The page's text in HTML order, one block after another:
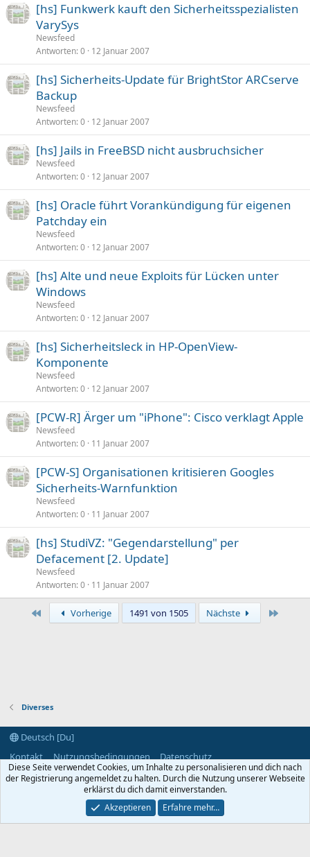
[hs] Funkwerk kauft den Sicherheitsspezialisten
VarySys
Newsfeed
Antworten 0 12 Januar 2007
[hs] Sicherheits-Update für BrightStor ARCserve
Backup
Newsfeed
Antworten 0 12 Januar 2007
[hs] Jails in FreeBSD nicht ausbruchsicher
Newsfeed
Antworten 0 12 Januar 2007
[hs] Oracle führt Vorankündigung für eigenen
Patchday ein
Newsfeed
Antworten 0 12 Januar 2007
[hs] Alte und neue Exploits für Lücken unter
Windows
Newsfeed
Antworten 0 12 Januar 2007
[hs] Sicherheitsleck in HP-OpenView-
Komponente
Newsfeed
Antworten 0 12 Januar 2007
[PCW-R] Ärger um "iPhone": Cisco verklagt Apple
Newsfeed
Antworten 0 11 Januar 2007
[PCW-S] Organisationen kritisieren Googles
Sicherheits-Warnfunktion
Newsfeed
Antworten 0 11 Januar 2007
[hs] StudiVZ: "Gegendarstellung" per
Defacement [2. Update]
Newsfeed
Antworten 0 11 Januar 2007
Erste Vorherige 1491 von 1505 Nächste
Diverses
Deutsch [Du]
Kontakt
Nutzungsbedingungen
Datenschutz
Hilfe und Impressum
Start
R
S
S
Community platform by XenForo® © 2010-2024 XenForo Ltd.
Abfragen 10 Zeit 0.1963s Max. Speicher
Diese Seite verwendet Cookies, um Inhalte zu personalisieren und dich nach
der Registrierung angemeldet zu halten. Durch die Nutzung unserer Webseite
erklärst du dich damit einverstanden.
Akzeptieren
Erfahre mehr…